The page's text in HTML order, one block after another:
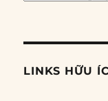
đề
LINKS HỮU